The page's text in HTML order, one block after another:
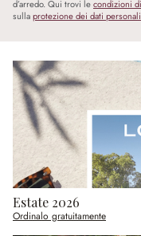
d’arredo. Qui trovi lecondizioni
sullaprotezione dei dati personali
Estate 2026
Ordinalo gratuitamente